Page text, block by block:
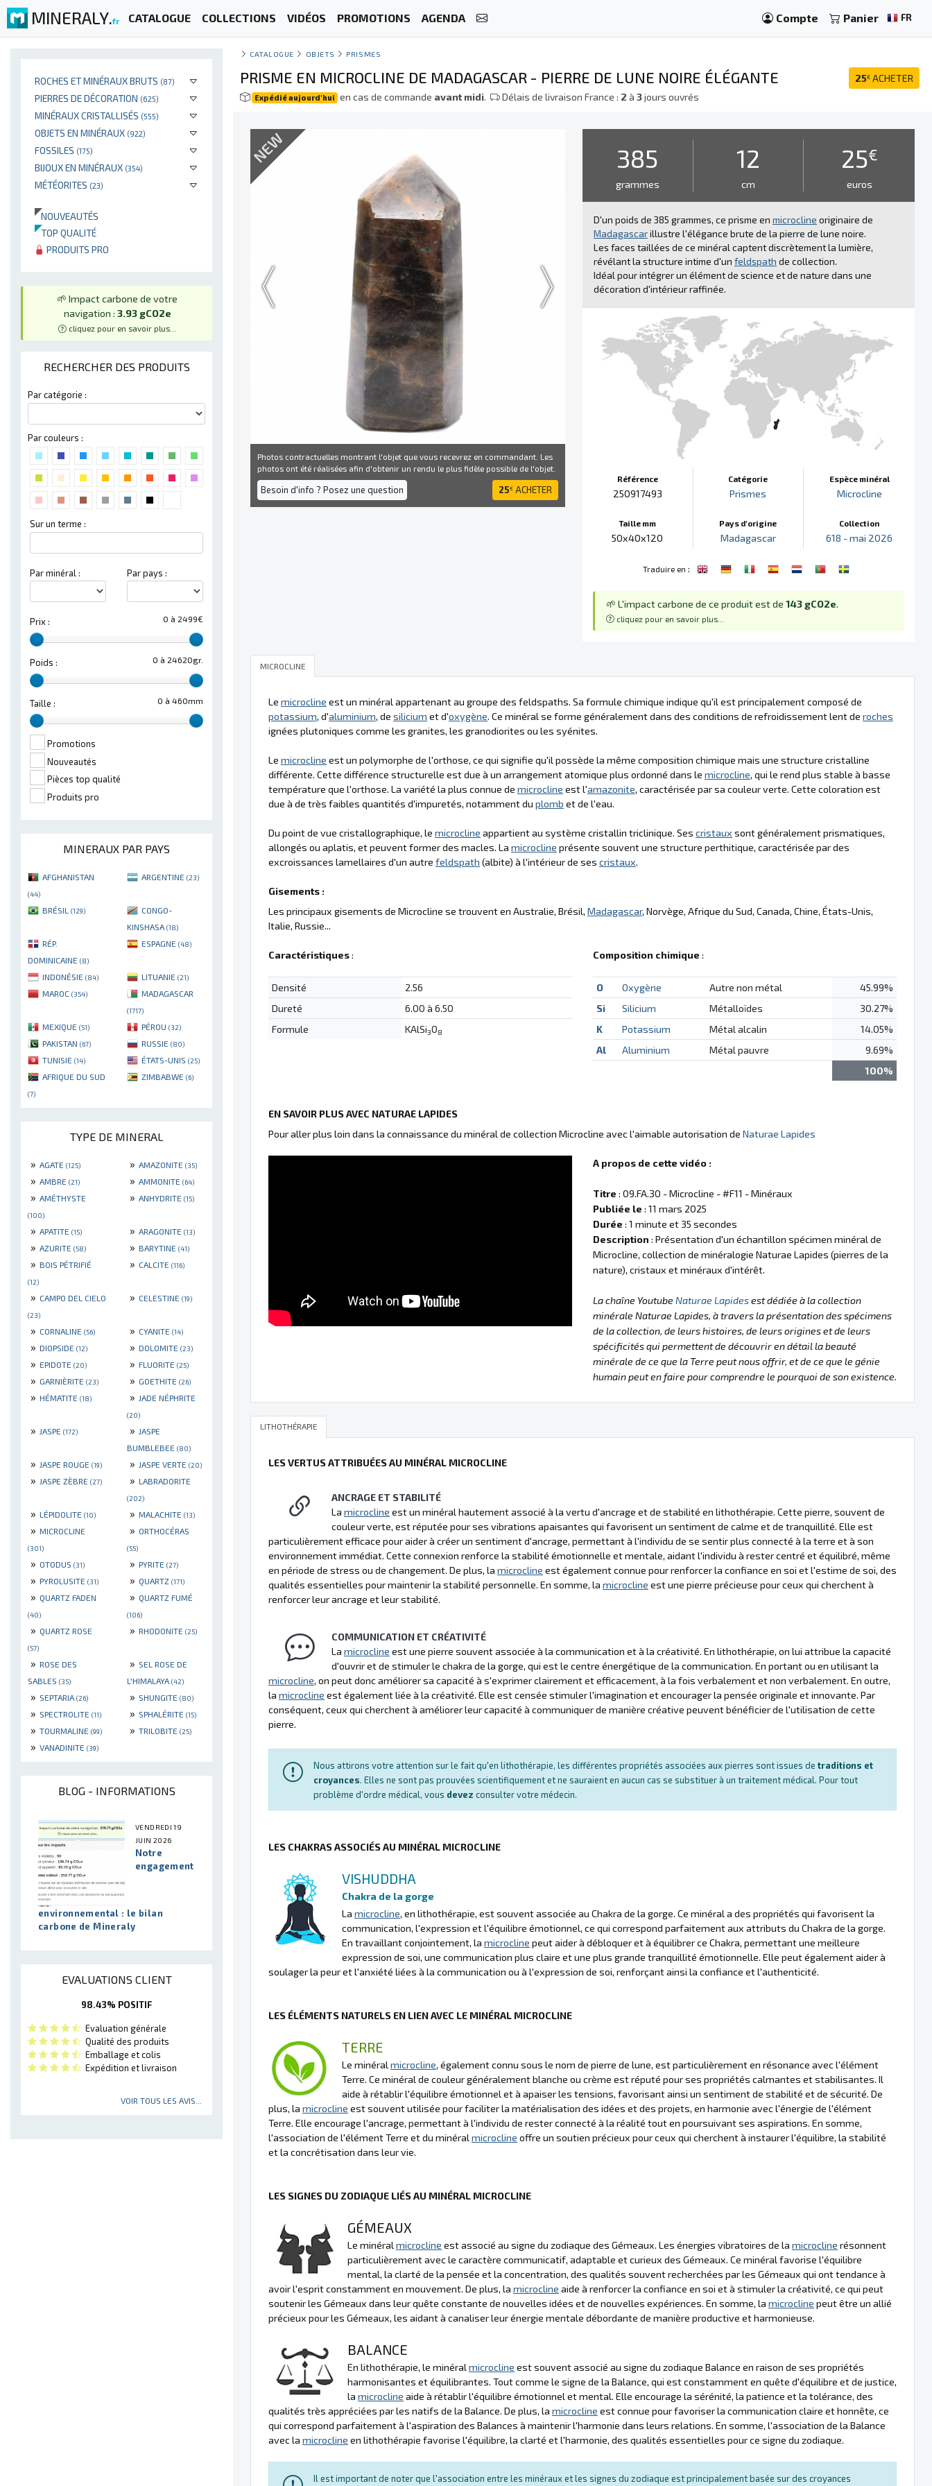
MINERALY.fr CATALOGUE COLLECTIONS VIDÉOS PROMOTIONS AGENDA Compte Panier FR
ROCHES ET MINÉRAUX BRUTS (87)
PIERRES DE DÉCORATION (625)
MINÉRAUX CRISTALLISÉS (555)
OBJETS EN MINÉRAUX (922)
FOSSILES (175)
BIJOUX EN MINÉRAUX (354)
MÉTÉORITES (23)
NOUVEAUTÉS
TOP QUALITÉ
PRODUITS PRO
🌱 Impact carbone de votre
navigation : 3.93 gCO2e
cliquez pour en savoir plus...
RECHERCHER DES PRODUITS
Par catégorie :
Par couleurs :
Sur un terme :
Par minéral : Par pays :
0 à 2499€
Prix :
0 à 24620gr.
Poids :
0 à 460mm
Taille :
Promotions
Nouveautés
Pièces top qualité
Produits pro
MINERAUX PAR PAYS
AFGHANISTAN
(44)
ARGENTINE (23)
BRÉSIL (129)
CONGO-
KINSHASA (18)
RÉP.
DOMINICAINE (8)
ESPAGNE (48)
INDONÉSIE (84) LITUANIE (21)
MAROC (354) MADAGASCAR
(1717)
MEXIQUE (51) PÉROU (32)
PAKISTAN (67) RUSSIE (80)
TUNISIE (14) ÉTATS-UNIS (25)
AFRIQUE DU SUD
(7)
ZIMBABWE (6)
TYPE DE MINERAL
» AGATE (125) » AMAZONITE (35)
» AMBRE (21) » AMMONITE (64)
» AMÉTHYSTE
(100)
» ANHYDRITE (15)
» APATITE (15) » ARAGONITE (13)
» AZURITE (58) » BARYTINE (41)
» BOIS PÉTRIFIÉ
(12)
» CALCITE (116)
» CAMPO DEL CIELO
(23)
» CELESTINE (19)
» CORNALINE (56) » CYANITE (14)
» DIOPSIDE (12) » DOLOMITE (23)
» EPIDOTE (20) » FLUORITE (25)
» GARNIÈRITE (23) » GOETHITE (26)
» HÉMATITE (18) » JADE NÉPHRITE
(20)
» JASPE (172) » JASPE
BUMBLEBEE (80)
» JASPE ROUGE (19) » JASPE VERTE (20)
» JASPE ZÈBRE (27) » LABRADORITE
(202)
» LÉPIDOLITE (10) » MALACHITE (13)
» MICROCLINE
(301)
» ORTHOCÉRAS
(55)
» OTODUS (31) » PYRITE (27)
» PYROLUSITE (31) » QUARTZ (171)
» QUARTZ FADEN
(40)
» QUARTZ FUMÉ
(106)
» QUARTZ ROSE
(57)
» RHODONITE (25)
» ROSE DES
SABLES (35)
» SEL ROSE DE
L'HIMALAYA (42)
» SEPTARIA (26) » SHUNGITE (80)
» SPECTROLITE (11) » SPHALÉRITE (15)
» TOURMALINE (99) » TRILOBITE (25)
» VANADINITE (39)
BLOG - INFORMATIONS
VENDREDI 19
JUIN 2026
Notre
engagement
environnemental : le bilan
carbone de Mineraly
EVALUATIONS CLIENT
98.43% POSITIF
Evaluation générale
Qualité des produits
Emballage et colis
Expédition et livraison
VOIR TOUS LES AVIS...
CATALOGUE OBJETS PRISMES
25€ ACHETER
PRISME EN MICROCLINE DE MADAGASCAR - PIERRE DE LUNE NOIRE ÉLÉGANTE
Expédié aujourd'hui en cas de commande avant midi. Délais de livraison France : 2 à3jours ouvrés
NEW
Photos contractuelles montrant l'objet que vous recevrez en commandant. Les
photos ont été réalisées afin d'obtenir un rendu le plus fidèle possible de l'objet.
Besoin d'info ? Posez une question 25€ ACHETER
385
grammes
12
cm
25€
euros
D'un poids de 385 grammes, ce prisme en microcline originaire de
Madagascarillustre l'élégance brute de la pierre de lune noire.
Les faces taillées de ce minéral captent discrètement la lumière,
révélant la structure intime d'un feldspath de collection.
Idéal pour intégrer un élément de science et de nature dans une
décoration d'intérieur raffinée.
Référence
250917493
Taille mm
50x40x120
Catégorie
Prismes
Pays d'origine
Madagascar
Espèce minéral
Microcline
Collection
618 - mai 2026
Traduire en :
🌱 L'impact carbone de ce produit est de 143 gCO2e.
cliquez pour en savoir plus...
MICROCLINE
Le microcline est un minéral appartenant au groupe des feldspaths. Sa formule chimique indique qu'il est principalement composé de
potassium, d'aluminium, de silicium et d'oxygène. Ce minéral se forme généralement dans des conditions de refroidissement lent de roches
ignées plutoniques comme les granites, les granodiorites ou les syénites.
Le microcline est un polymorphe de l'orthose, ce qui signifie qu'il possède la même composition chimique mais une structure cristalline
différente. Cette différence structurelle est due à un arrangement atomique plus ordonné dans le microcline, qui le rend plus stable à basse
température que l'orthose. La variété la plus connue de microcline est l'amazonite, caractérisée par sa couleur verte. Cette coloration est
due à de très faibles quantités d'impuretés, notamment du plomb et de l'eau.
Du point de vue cristallographique, le microcline appartient au système cristallin triclinique. Ses cristaux sont généralement prismatiques,
allongés ou aplatis, et peuvent former des macles. La microcline présente souvent une structure perthitique, caractérisée par des
excroissances lamellaires d'un autre feldspath (albite) à l'intérieur de ses cristaux.
Gisements :
Les principaux gisements de Microcline se trouvent en Australie, Brésil, Madagascar, Norvège, Afrique du Sud, Canada, Chine, États-Unis,
Italie, Russie...
Caractéristiques:
Densité
2.56
Dureté
6.00 à 6.50
Formule
KAlSi3O8
Composition chimique :
O Oxygène Autre non métal
45.99%
Si
Silicium Métalloïdes
30.27%
K
Potassium Métal alcalin
14.05%
Al
Aluminium Métal pauvre
9.69%
100%
EN SAVOIR PLUS AVEC NATURAE LAPIDES
Pour aller plus loin dans la connaissance du minéral de collection Microcline avec l'aimable autorisation de Naturae Lapides
A propos de cette vidéo :
Titre : 09.FA.30 - Microcline - #F11 - Minéraux
Publiée le : 11 mars 2025
Durée : 1 minute et 35 secondes
Description : Présentation d'un échantillon spécimen minéral de
Microcline, collection de minéralogie Naturae Lapides (pierres de la
nature), cristaux et minéraux d'intérêt.
La chaîne Youtube Naturae Lapidesest dédiée à la collection
minérale Naturae Lapides, à travers la présentation des spécimens
de la collection, de leurs histoires, de leurs origines et de leurs
spécificités qui permettent de découvrir en détail la beauté
minérale de ce que la Terre peut nous offrir, et de ce que le génie
humain peut en faire pour comprendre le pourquoi de son existence.
LITHOTHÉRAPIE
LES VERTUS ATTRIBUÉES AU MINÉRAL MICROCLINE
ANCRAGE ET STABILITÉ
La microcline est un minéral hautement associé à la vertu d'ancrage et de stabilité en lithothérapie. Cette pierre, souvent de
couleur verte, est réputée pour ses vibrations apaisantes qui favorisent un sentiment de calme et de tranquillité. Elle est
particulièrement efficace pour aider à créer un sentiment d'ancrage, permettant à l'individu de se sentir plus connecté à la terre et à son
environnement immédiat. Cette connexion renforce la stabilité émotionnelle et mentale, aidant l'individu à rester centré et équilibré, même
en période de stress ou de changement. De plus, la microcline est également connue pour renforcer la confiance en soi et l'estime de soi, des
qualités essentielles pour maintenir la stabilité personnelle. En somme, la microcline est une pierre précieuse pour ceux qui cherchent à
renforcer leur ancrage et leur stabilité.
COMMUNICATION ET CRÉATIVITÉ
La microcline est une pierre souvent associée à la communication et à la créativité. En lithothérapie, on lui attribue la capacité
d'ouvrir et de stimuler le chakra de la gorge, qui est le centre énergétique de la communication. En portant ou en utilisant la
microcline, on peut donc améliorer sa capacité à s'exprimer clairement et efficacement, à la fois verbalement et non verbalement. En outre,
la microcline est également liée à la créativité. Elle est censée stimuler l'imagination et encourager la pensée originale et innovante. Par
conséquent, ceux qui cherchent à améliorer leur capacité à communiquer de manière créative peuvent bénéficier de l'utilisation de cette
pierre.
Nous attirons votre attention sur le fait qu'en lithothérapie, les différentes propriétés associées aux pierres sont issues de traditions et
croyances. Elles ne sont pas prouvées scientifiquement et ne sauraient en aucun cas se substituer à un traitement médical. Pour tout
problème d'ordre médical, vous devez consulter votre médecin.
LES CHAKRAS ASSOCIÉS AU MINÉRAL MICROCLINE
VISHUDDHA
Chakra de la gorge
La microcline, en lithothérapie, est souvent associée au Chakra de la gorge. Ce minéral a des propriétés qui favorisent la
communication, l'expression et l'équilibre émotionnel, ce qui correspond parfaitement aux attributs du Chakra de la gorge.
En travaillant conjointement, la microcline peut aider à débloquer et à équilibrer ce Chakra, permettant une meilleure
expression de soi, une communication plus claire et une plus grande tranquillité émotionnelle. Elle peut également aider à
soulager la peur et l'anxiété liées à la communication ou à l'expression de soi, renforçant ainsi la confiance et l'authenticité.
LES ÉLÉMENTS NATURELS EN LIEN AVEC LE MINÉRAL MICROCLINE
TERRE
Le minéral microcline, également connu sous le nom de pierre de lune, est particulièrement en résonance avec l'élément
Terre. Ce minéral de couleur généralement blanche ou crème est réputé pour ses propriétés calmantes et stabilisantes. Il
aide à rétablir l'équilibre émotionnel et à apaiser les tensions, favorisant ainsi un sentiment de stabilité et de sécurité. De
plus, la microcline est souvent utilisée pour faciliter la matérialisation des idées et des projets, en harmonie avec l'énergie de l'élément
Terre. Elle encourage l'ancrage, permettant à l'individu de rester connecté à la réalité tout en poursuivant ses aspirations. En somme,
l'association de l'élément Terre et du minéral microcline offre un soutien précieux pour ceux qui cherchent à instaurer l'équilibre, la stabilité
et la concrétisation dans leur vie.
LES SIGNES DU ZODIAQUE LIÉS AU MINÉRAL MICROCLINE
GÉMEAUX
Le minéral microcline est associé au signe du zodiaque des Gémeaux. Les énergies vibratoires de la microcline résonnent
particulièrement avec le caractère communicatif, adaptable et curieux des Gémeaux. Ce minéral favorise l'équilibre
mental, la clarté de la pensée et la concentration, des qualités souvent recherchées par les Gémeaux qui ont tendance à
avoir l'esprit constamment en mouvement. De plus, la microcline aide à renforcer la confiance en soi et à stimuler la créativité, ce qui peut
soutenir les Gémeaux dans leur quête constante de nouvelles idées et de nouvelles expériences. En somme, la microcline peut être un allié
précieux pour les Gémeaux, les aidant à canaliser leur énergie mentale débordante de manière productive et harmonieuse.
BALANCE
En lithothérapie, le minéral microcline est souvent associé au signe du zodiaque Balance en raison de ses propriétés
harmonisantes et équilibrantes. Tout comme le signe de la Balance, qui est constamment en quête d'équilibre et de justice,
la microcline aide à rétablir l'équilibre émotionnel et mental. Elle encourage la sérénité, la patience et la tolérance, des
qualités très appréciées par les natifs de la Balance. De plus, la microcline est connue pour favoriser la communication claire et honnête, ce
qui correspond parfaitement à l'aspiration des Balances à maintenir l'harmonie dans leurs relations. En somme, l'association de la Balance
avec la microcline en lithothérapie favorise l'équilibre, la clarté et l'harmonie, des qualités essentielles pour ce signe du zodiaque.
Il est important de noter que l'association entre les minéraux et les signes du zodiaque est principalement basée sur des croyances